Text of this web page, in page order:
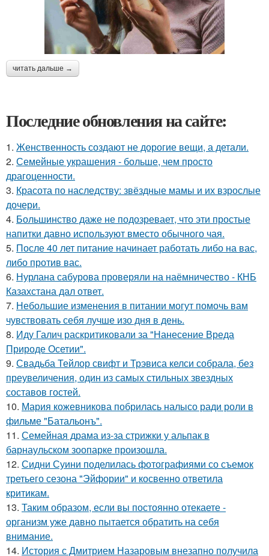
читать дальше →
Последние обновления на сайте:
1. Женственность создают не дорогие вещи, а детали.
2. Семейные украшения - больше, чем просто
драгоценности.
3. Красота по наследству: звёздные мамы и их взрослые
дочери.
4. Большинство даже не подозревает, что эти простые
напитки давно используют вместо обычного чая.
5. После 40 лет питание начинает работать либо на вас,
либо против вас.
6. Нурлана сабурова проверяли на наёмничество - КНБ
Казахстана дал ответ.
7. Небольшие изменения в питании могут помочь вам
чувствовать себя лучше изо дня в день.
8. Иду Галич раскритиковали за "Нанесение Вреда
Природе Осетии".
9. Свадьба Тейлор свифт и Трэвиса келси собрала, без
преувеличения, один из самых стильных звездных
составов гостей.
10. Мария кожевникова побрилась налысо ради роли в
фильме "Батальонъ".
11. Семейная драма из-за стрижки у альпак в
барнаульском зоопарке произошла.
12. Сидни Суини поделилась фотографиями со съемок
третьего сезона "Эйфории" и косвенно ответила
критикам.
13. Таким образом, если вы постоянно отекаете -
организм уже давно пытается обратить на себя
внимание.
14. История с Дмитрием Назаровым внезапно получила